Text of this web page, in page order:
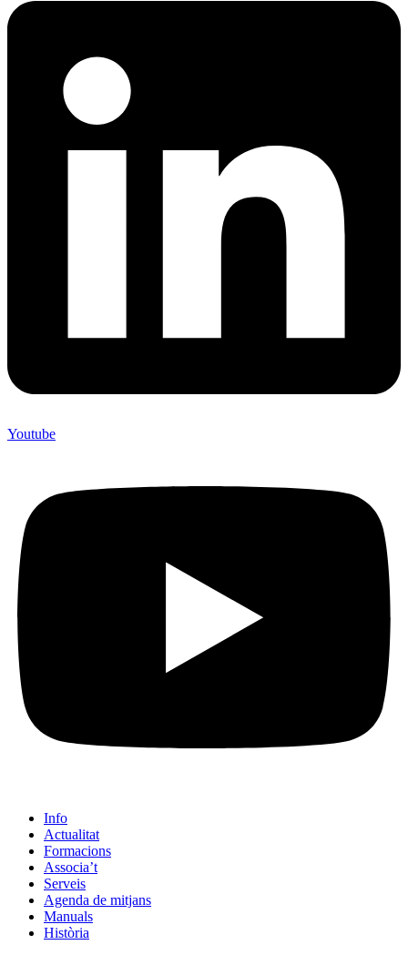
Youtube
Info
Actualitat
Formacions
Associa’t
Serveis
Agenda de mitjans
Manuals
Història